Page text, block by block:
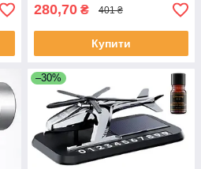
280,70 ₴ 401 ₴
Купити
–30%